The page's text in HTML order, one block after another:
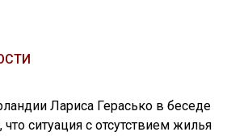
Лариса Герасько в беседе
что ситуация с отсутствием жилья